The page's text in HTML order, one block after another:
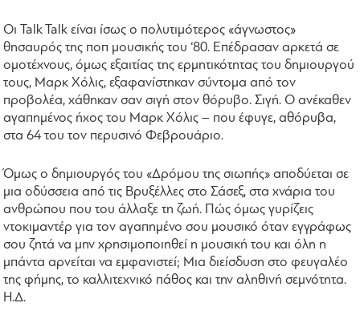
Οι Talk Talk είναι ίσως ο πολυτιμότερος «άγνωστος»
θησαυρός της ποπ μουσικής του ‘80. Επέδρασαν αρκετά σε
ομοτέχνους, όμως εξαιτίας της ερμητικότητας του δημιουργού
τους, Μαρκ Χόλις, εξαφανίστηκαν σύντομα από τον
προβολέα, χάθηκαν σαν σιγή στον θόρυβο. Σιγή. Ο ανέκαθεν
αγαπημένος ήχος του Μαρκ Χόλις – που έφυγε, αθόρυβα,
στα 64 του τον περυσινό Φεβρουάριο.
Όμως ο δημιουργός του «Δρόμου της σιωπής» αποδύεται σε
μια οδύσσεια από τις Βρυξέλλες στο Σάσεξ, στα χνάρια του
ανθρώπου που του άλλαξε τη ζωή. Πώς όμως γυρίζεις
ντοκιμαντέρ για τον αγαπημένο σου μουσικό όταν εγγράφως
σου ζητά να μην χρησιμοποιηθεί η μουσική του και όλη η
μπάντα αρνείται να εμφανιστεί; Μια διείσδυση στο φευγαλέο
της φήμης, το καλλιτεχνικό πάθος και την αληθινή σεμνότητα.
Η.Δ.